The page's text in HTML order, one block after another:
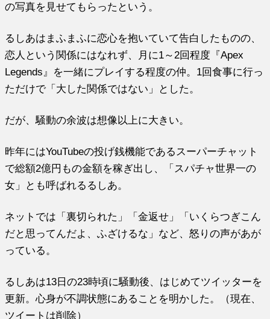
の写真を見せてもらったという。
るしあはまふまふに恋心を抱いていて告白したものの、
恋人という関係にはなれず、月に1～2回程度『Apex
Legends』を一緒にプレイする程度の仲。1回食事に行っ
ただけで「大した関係ではない」とした。
だが、騒動の余波は想像以上に大きい。
昨年にはYouTubeの投げ銭機能であるスーパーチャット
で総額2億円もの金額を稼ぎ出し、「スパチャ世界一の
女」とも呼ばれるるしあ。
ネットでは「裏切られた」「金返せ」「いくらつぎこん
だと思ってんだよ、ふざけるな」など、怒りの声があが
っている。
るしあは13日の23時頃に騒動後、はじめてツイッターを
更新。心身が不調状態にあることを明かした。（現在、
ツイートは削除）